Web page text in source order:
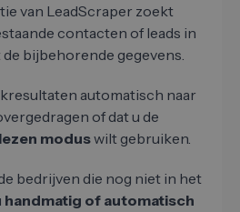
van LeadScraper zoekt
contacten of leads in
bijbehorende gegevens.
automatisch naar
of dat u de
moduswilt gebruiken.
bedrijven die nog niet in het
handmatig of automatisch